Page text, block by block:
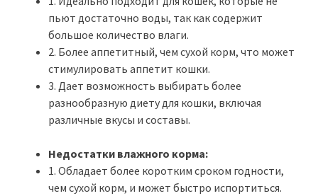
пьют достаточно воды, так как содержит
большое количество влаги.
2. Более аппетитный, чем сухой корм, что может
стимулировать аппетит кошки.
3. Дает возможность выбирать более
разнообразную диету для кошки, включая
различные вкусы и составы.
Недостатки влажного корма:
1. Обладает более коротким сроком годности,
чем сухой корм, и может быстро испортиться.